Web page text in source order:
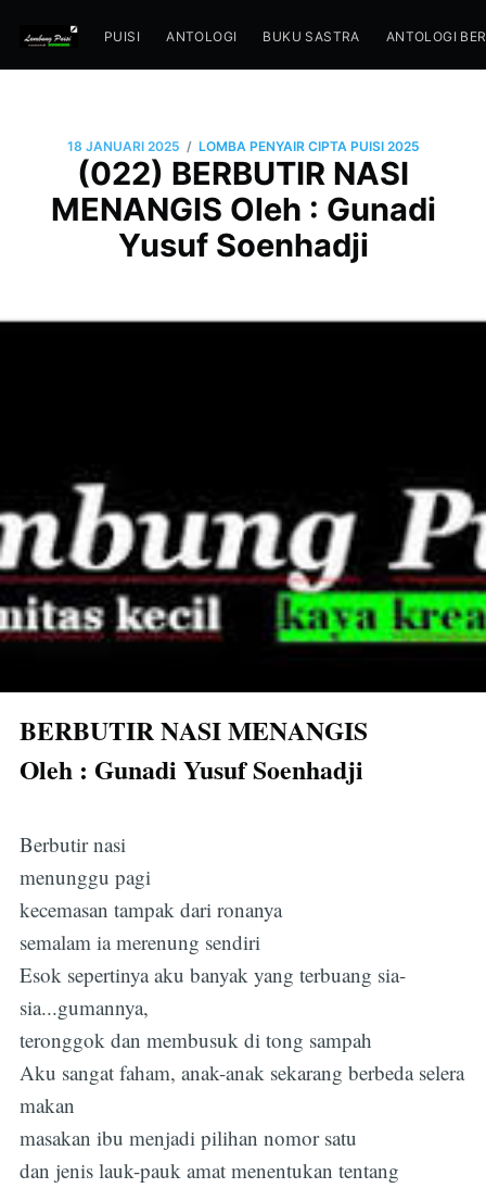
PUISI ANTOLOGI BUKU SASTRA ANTOLOGI
18 JANUARI 2025 / LOMBA PENYAIR CIPTA PUISI 2025
(022) BERBUTIR NASI
MENANGIS Oleh : Gunadi
Yusuf Soenhadji
BERBUTIR NASI MENANGIS
Oleh : Gunadi Yusuf Soenhadji
Berbutir nasi
menunggu pagi
kecemasan tampak dari ronanya
semalam ia merenung sendiri
Esok sepertinya aku banyak yang terbuang sia-
sia...gumannya,
teronggok dan membusuk di tong sampah
Aku sangat faham, anak-anak sekarang berbeda selera
makan
masakan ibu menjadi pilihan nomor satu
dan jenis lauk-pauk amat menentukan tentang